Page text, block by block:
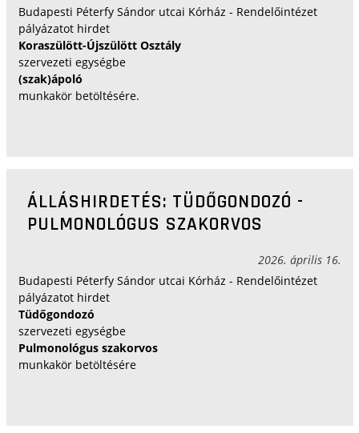
Budapesti Péterfy Sándor utcai Kórház - Rendelőintézet
pályázatot hirdet
Koraszülött-Újszülött Osztály
szervezeti egységbe
(szak)ápoló
munkakör betöltésére.
ÁLLÁSHIRDETÉS: TÜDŐGONDOZÓ -
PULMONOLÓGUS SZAKORVOS
2026. április 16.
Budapesti Péterfy Sándor utcai Kórház - Rendelőintézet
pályázatot hirdet
Tüdőgondozó
szervezeti egységbe
Pulmonológus szakorvos
munkakör betöltésére